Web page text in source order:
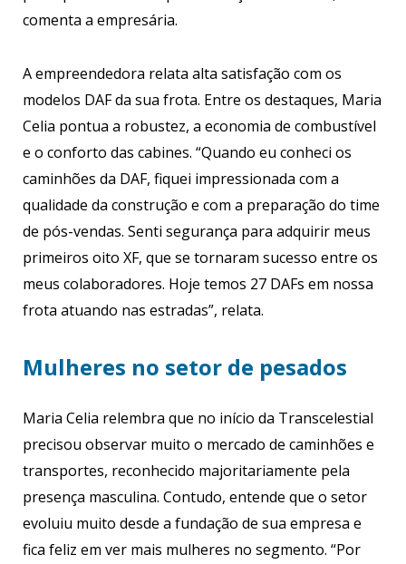
comenta a empresária.
A empreendedora relata alta satisfação com os
modelos DAF da sua frota. Entre os destaques, Maria
Celia pontua a robustez, a economia de combustível
e o conforto das cabines. “Quando eu conheci os
caminhões da DAF, fiquei impressionada com a
qualidade da construção e com a preparação do time
de pós-vendas. Senti segurança para adquirir meus
primeiros oito XF, que se tornaram sucesso entre os
meus colaboradores. Hoje temos 27 DAFs em nossa
frota atuando nas estradas”, relata.
Mulheres no setor de pesados
Maria Celia relembra que no início da Transcelestial
precisou observar muito o mercado de caminhões e
transportes, reconhecido majoritariamente pela
presença masculina. Contudo, entende que o setor
evoluiu muito desde a fundação de sua empresa e
fica feliz em ver mais mulheres no segmento. “Por